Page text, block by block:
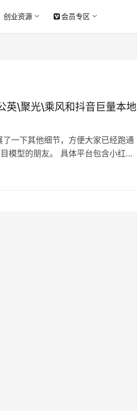
创业资源 会员专区
英\聚光\乘风和抖音巨量本地
一下其他细节，方便大家已经跑通
模型的朋友。 具体平台包含小红书